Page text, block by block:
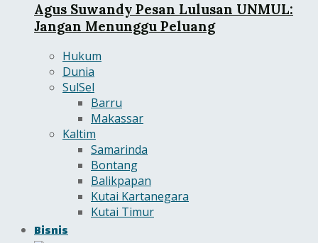
Agus Suwandy Pesan Lulusan UNMUL:
Jangan Menunggu Peluang
Hukum
Dunia
SulSel
Barru
Makassar
Kaltim
Samarinda
Bontang
Balikpapan
Kutai Kartanegara
Kutai Timur
Bisnis